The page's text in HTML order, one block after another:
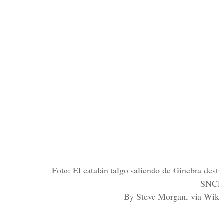
By Steve Morgan, via